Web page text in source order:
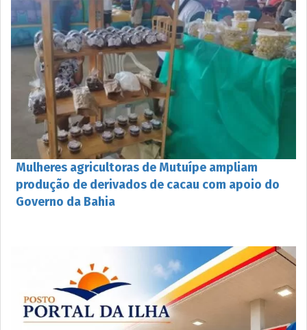
Mulheres agricultoras de Mutuípe ampliam
produção de derivados de cacau com apoio do
Governo da Bahia